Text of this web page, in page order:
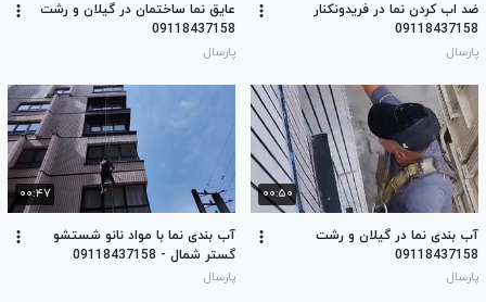
ضد اب کردن نما در فریدونکنار
09118437158
پارسال
عایق نما ساختمان در گیلان و رشت
09118437158
پارسال
۰۰:۵۰
آب بندی نما در گیلان و رشت
09118437158
پارسال
۰۰:۴۷
آب بندی نما با مواد نانو شستشو
گستر شمال - 09118437158
پارسال